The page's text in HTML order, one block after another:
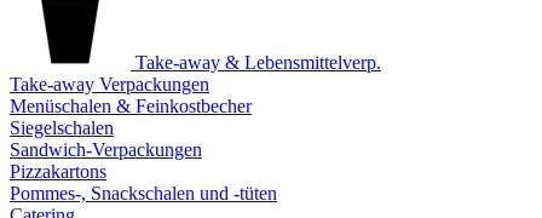
Take-away & Lebensmittelverp.
Take-away Verpackungen
Menüschalen & Feinkostbecher
Siegelschalen
Sandwich-Verpackungen
Pizzakartons
Pommes-, Snackschalen und -tüten